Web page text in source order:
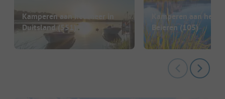
Kamperen aan het meer in
Duitsland(551)
Kamperen aan het
Beieren(105)